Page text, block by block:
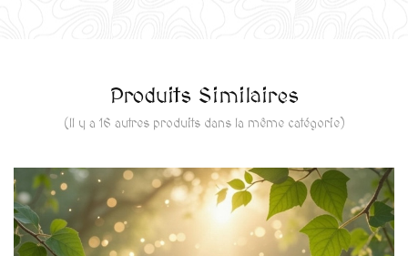
Produits Similaires
(Il y a 16 autres produits dans la même catégorie)